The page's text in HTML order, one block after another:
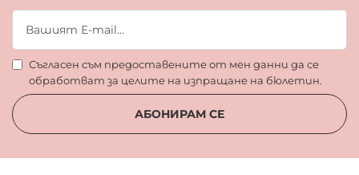
Съгласен съм предоставените от мен данни да се
обработват за целите на изпращане на бюлетин.
АБОНИРАМ СЕ